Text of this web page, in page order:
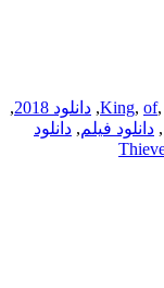
, of,
, دانلود 2018
,
, دانلود فیلم, دانلود